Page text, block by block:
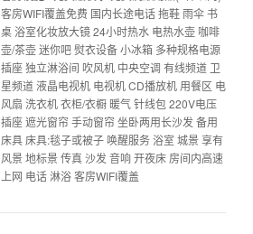
客房WIFI覆盖免费 国内长途电话 拖鞋 雨伞 书
桌 浴室化妆放大镜 24小时热水 电热水壶 咖啡
壶/茶壶 迷你吧 熨衣设备 小冰箱 多种规格电源
插座 独立淋浴间 吹风机 中央空调 有线频道 卫
星频道 液晶电视机 电视机 CD播放机 用餐区 电
风扇 洗衣机 衣柜/衣橱 暖气 针线包 220V电压
插座 遮光窗帘 手动窗帘 坐卧两用长沙发 备用
床具 床具:毯子或被子 唤醒服务 浴室 城景 享有
风景 地标景 传真 沙发 音响 开夜床 房间内高速
上网 电话 淋浴 客房WIFI覆盖